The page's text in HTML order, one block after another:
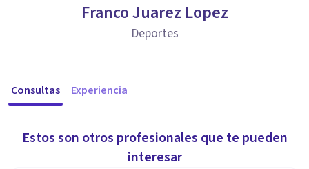
Franco Juarez Lopez
Deportes
Consultas Experiencia
Estos son otros profesionales que te pueden
interesar